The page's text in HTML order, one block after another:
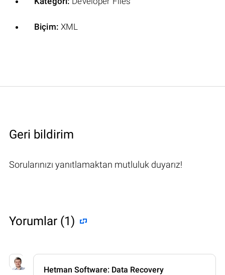
Biçim: XML
Geri bildirim
Sorularınızı yanıtlamaktan mutluluk duyarız!
Yorumlar (1)
Hetman Software: Data Recovery